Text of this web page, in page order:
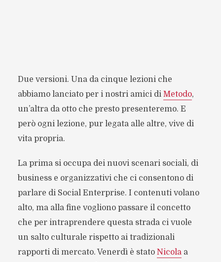
Due versioni. Una da cinque lezioni che
abbiamo lanciato per i nostri amici di Metodo,
un’altra da otto che presto presenteremo. E
però ogni lezione, pur legata alle altre, vive di
vita propria.
La prima si occupa dei nuovi scenari sociali, di
business e organizzativi che ci consentono di
parlare di Social Enterprise. I contenuti volano
alto, ma alla fine vogliono passare il concetto
che per intraprendere questa strada ci vuole
un salto culturale rispetto ai tradizionali
rapporti di mercato. Venerdì è stato Nicolaa